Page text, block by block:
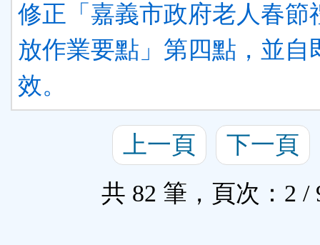
修正「嘉義市政府老人春節
放作業要點」第四點，並自
效。
上一頁
下一頁
共 82 筆，頁次：2 /